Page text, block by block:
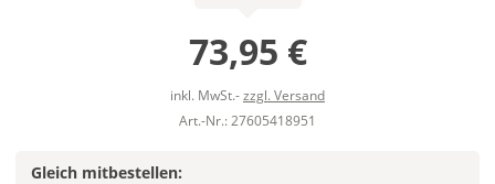
73,95 €
inkl. MwSt.-zzgl. Versand
Art.-Nr.: 27605418951
Gleich mitbestellen: